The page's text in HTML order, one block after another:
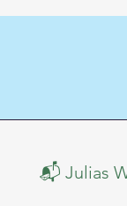
📬 Julias